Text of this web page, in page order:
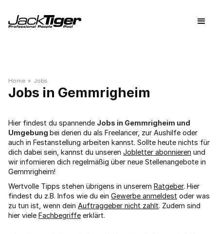
Home » Jobs
Gemmrigheim
Hier findest du spannende Jobs in Gemmrigheim und
Umgebung bei denen du als Freelancer, zur Aushilfe oder
auch in Festanstellung arbeiten kannst. Sollte heute nichts für
dich dabei sein, kannst du unseren Jobletter abonnieren und
wir infomieren dich regelmäßig über neue Stellenangebote in
Gemmrigheim!
Wertvolle Tipps stehen übrigens in unserem Ratgeber. Hier
findest du z.B. Infos wie du ein Gewerbe anmeldest oder was
zu tun ist, wenn dein Auftraggeber nicht zahlt. Zudem sind
hier viele Fachbegriffe erklärt.